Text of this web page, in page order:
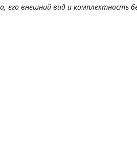
его внешний вид и комплектность